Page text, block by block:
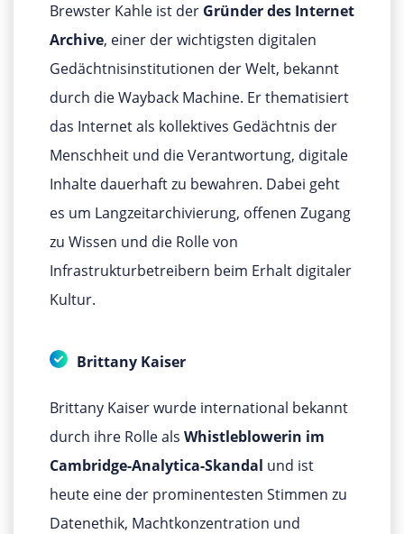
Brewster Kahle ist der Gründer des Internet
Archive, einer der wichtigsten digitalen
Gedächtnisinstitutionen der Welt, bekannt
durch die Wayback Machine. Er thematisiert
das Internet als kollektives Gedächtnis der
Menschheit und die Verantwortung, digitale
Inhalte dauerhaft zu bewahren. Dabei geht
es um Langzeitarchivierung, offenen Zugang
zu Wissen und die Rolle von
Infrastrukturbetreibern beim Erhalt digitaler
Kultur.
Brittany Kaiser
Brittany Kaiser wurde international bekannt
durch ihre Rolle als Whistleblowerin im
Cambridge-Analytica-Skandal und ist
heute eine der prominentesten Stimmen zu
Datenethik, Machtkonzentration und